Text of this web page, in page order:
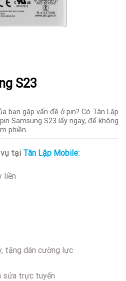
S23
bạn gặp vấn đề ở pin? Có Tân Lập
Samsung S23 lấy ngay, để không
phiền.
vụ tại Tân Lập Mobile:
liền
tặng dán cường lực
sửa trực tuyến